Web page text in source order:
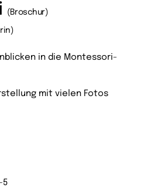
(Broschur)
in die Montessori-
mit vielen Fotos
5